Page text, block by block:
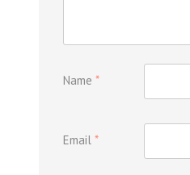
Name *
Email *